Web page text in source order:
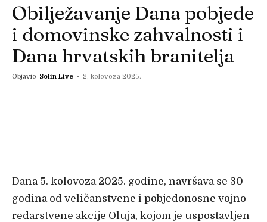
Obilježavanje Dana pobjede
i domovinske zahvalnosti i
Dana hrvatskih branitelja
Objavio Solin Live - 2. kolovoza 2025.
Dana 5. kolovoza 2025. godine, navršava se 30
godina od veličanstvene i pobjedonosne vojno –
redarstvene akcije Oluja, kojom je uspostavljen